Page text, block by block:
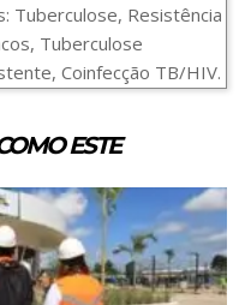
Tuberculose, Resistência
Tuberculose
Coinfecção TB/HIV.
ESTE